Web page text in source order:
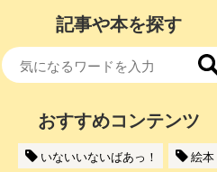
記事や本を探す
おすすめコンテンツ
いないいないばあっ！
絵本